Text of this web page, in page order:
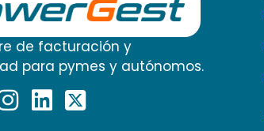
de facturación y
para pymes y autónomos.